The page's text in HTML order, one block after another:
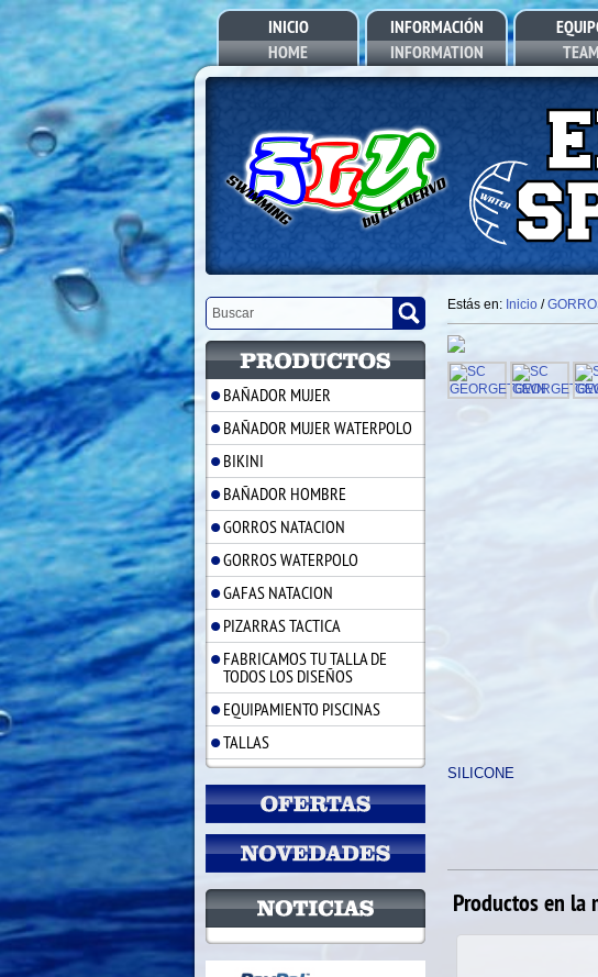
INICIO
HOME
INFORMACIÓN
INFORMATION
BAÑADOR MUJER
BAÑADOR MUJER WATERPOLO
BIKINI
BAÑADOR HOMBRE
GORROS NATACION
GORROS WATERPOLO
GAFAS NATACION
PIZARRAS TACTICA
FABRICAMOS TU TALLA DE
TODOS LOS DISEÑOS
EQUIPAMIENTO PISCINAS
TALLAS
Estás en: Inicio /
SILICONE
Productos en la